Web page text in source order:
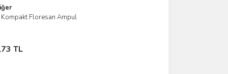
Floresan Ampul
TL
Ekle